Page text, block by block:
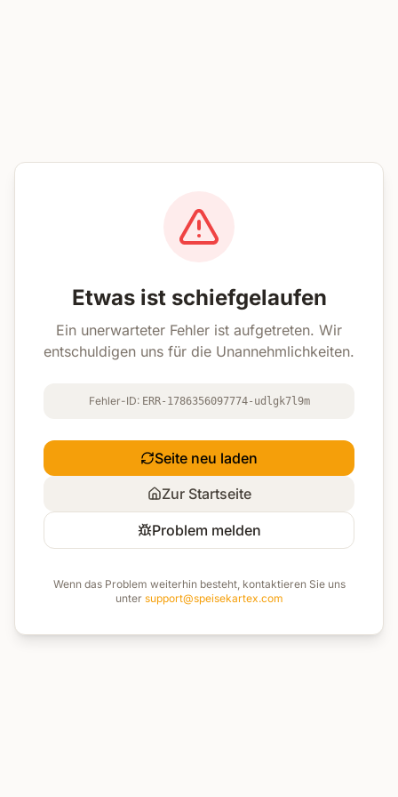
Etwas ist schiefgelaufen
Ein unerwarteter Fehler ist aufgetreten. Wir
entschuldigen uns für die Unannehmlichkeiten.
Fehler-ID: ERR-1786356097774-udlgk7l9m
Seite neu laden
Zur Startseite
Problem melden
Wenn das Problem weiterhin besteht, kontaktieren Sie uns
unter support@speisekartex.com